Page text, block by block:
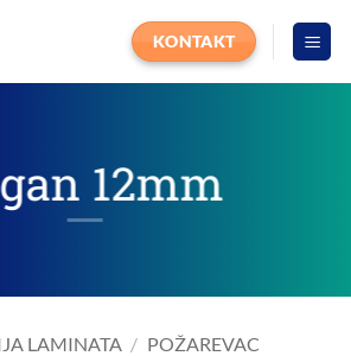
KONTAKT
12mm
LAMINATA / POŽAREVAC